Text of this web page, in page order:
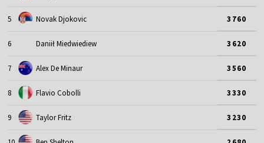
5 Novak Djokovic 3760
6 Daniił Miedwiediew 3620
7 Alex De Minaur 3560
8 Flavio Cobolli 3330
9 Taylor Fritz 3230